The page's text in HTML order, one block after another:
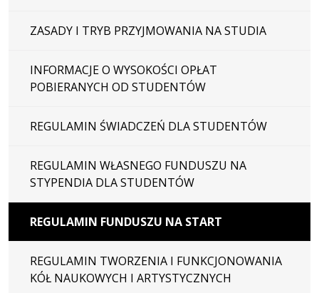
ZASADY I TRYB PRZYJMOWANIA NA STUDIA
INFORMACJE O WYSOKOŚCI OPŁAT
POBIERANYCH OD STUDENTÓW
REGULAMIN ŚWIADCZEŃ DLA STUDENTÓW
REGULAMIN WŁASNEGO FUNDUSZU NA
STYPENDIA DLA STUDENTÓW
REGULAMIN FUNDUSZU NA START
REGULAMIN TWORZENIA I FUNKCJONOWANIA
KÓŁ NAUKOWYCH I ARTYSTYCZNYCH